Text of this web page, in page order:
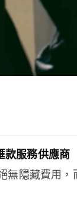
款服務供應商
無隱藏費用，